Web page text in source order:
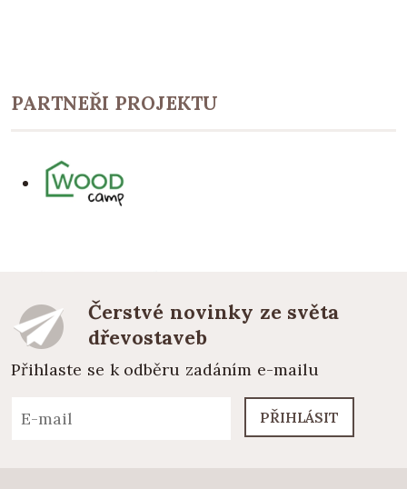
PARTNEŘI PROJEKTU
Čerstvé novinky ze světa
dřevostaveb
Přihlaste se k odběru zadáním e-mailu
PŘIHLÁSIT